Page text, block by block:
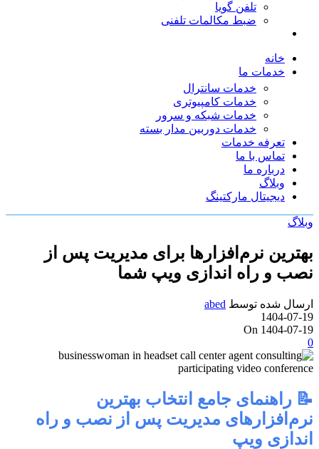
تلفن گویا
ضبط مکالمات تلفنی
خانه
خدمات ما
خدمات سانترال
خدمات کامپیوتری
خدمات شبکه و سرور
خدمات دوربین مدار بسته
تعرفه خدمات
تماس با ما
درباره ما
وبلاگ
دیجیتال مارکتینگ
وبلاگ
بهترین نرم‌افزارها برای مدیریت پس از
نصب و راه اندازی ویپ شما
ارسال شده توسط abed
1404-07-19
On 1404-07-19
0
📝 راهنمای جامع انتخاب بهترین
نرم‌افزارهای مدیریت پس از نصب و راه
اندازی ویپ